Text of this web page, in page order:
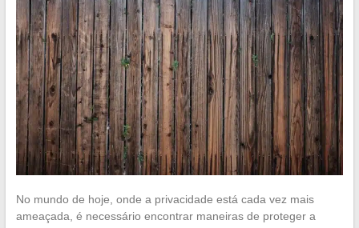
No mundo de hoje, onde a privacidade está cada vez mais
ameaçada, é necessário encontrar maneiras de proteger a